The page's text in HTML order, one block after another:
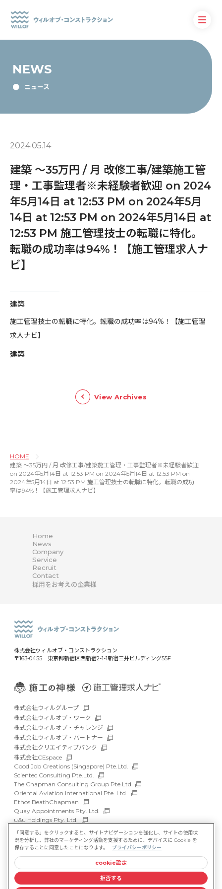
NEWS
ニュース
2024.05.14
建築 〜35万円 / 月 改修工事/建築施工管
理・工事監理者※未経験者歓迎 on 2024
年5月14日 at 12:53 PM on 2024年5月
14日 at 12:53 PM on 2024年5月14日 at
12:53 PM 施工管理技士の転職に特化。
転職の成功率は94%！【施工管理求人ナ
ビ】
建築
​施工管理技士の転職に特化。転職の成功率は94%！【施工管理
求人ナビ】
建築
View Archives
HOME
建築 〜35万円 / 月 改修工事/建築施工管理・工事監理者※未経験者歓迎
on 2024年5月14日 at 12:53 PM on 2024年5月14日 at 12:53 PM on
2024年5月14日 at 12:53 PM 施工管理技士の転職に特化。転職の成功
率は94%！【施工管理求人ナビ】
Home
News
Company
Service
Recruit
Contact
採用をお考えの企業様
株式会社ウィルオブ・コンストラクション
〒163-0455 東京都新宿区西新宿2-1-1新宿三井ビルディング55F
株式会社ウィルグループ
株式会社ウィルオブ・ワーク
株式会社ウィルオブ・チャレンジ
株式会社ウィルオブ・パートナー
株式会社クリエイティブバンク
株式会社CEspace
Good Job Creations (Singapore) Pte.Ltd.
Scientec Consulting Pte.Ltd.
The Chapman Consulting Group Pte.Ltd
Oriental Aviation International Pte. Ltd.
Ethos BeathChapman
Quay Appointments Pty. Ltd.
u&u Holdings Pty. Ltd.
DFP Recruitment Holdings Pty. Ltd.
Asia Recruit Holdings Sdn.Bhd.
WILLOF Vietnam Company Limited
サイトマップ
マルチステークホルダー方針
情報セキュリティ基本方針
プライバシーポリシー
「同意する」をクリックすると、サイトナビゲーションを強化し、サイトの使用状
況を分析し、弊社のマーケティング活動を支援するために、デバイスに Cookie を
保存することに同意したことになります。
プライバシーポリシー
cookie設定
拒否する